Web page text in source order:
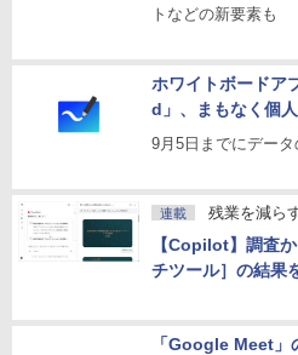
トなどの新要素も
ホワイトボード
d」、まもなく個
9月5日までにデー
連載 残業を減ら
【Copilot】調査
チツール］の結果
「Google Meet」